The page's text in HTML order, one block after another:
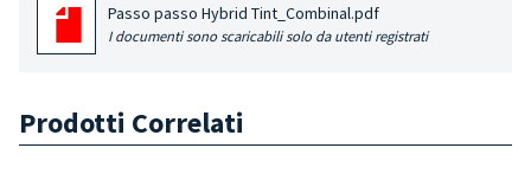
Passo passo Hybrid Tint_Combinal.pdf
I documenti sono scaricabili solo da utenti registrati
Prodotti Correlati